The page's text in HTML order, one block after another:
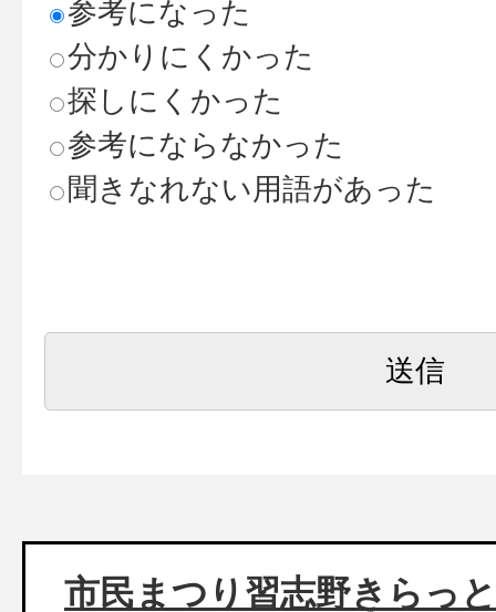
参考になった
分かりにくかった
探しにくかった
参考にならなかった
聞きなれない用語があった
市民まつり習志野きらっと